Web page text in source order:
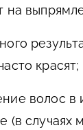
на
красят;
волос в
(в случаях